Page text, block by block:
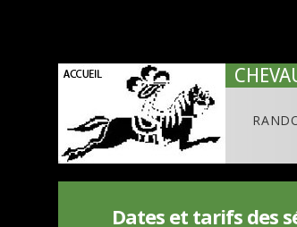
Dates et tarifs des